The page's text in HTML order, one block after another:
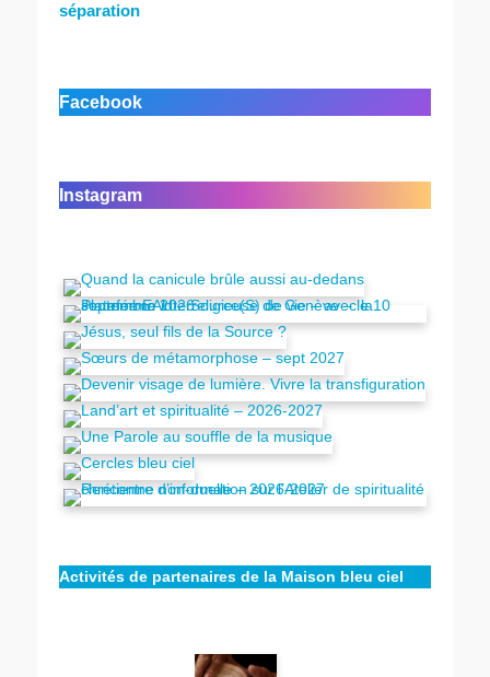
séparation
Facebook
Instagram
Activités de partenaires de la Maison bleu ciel